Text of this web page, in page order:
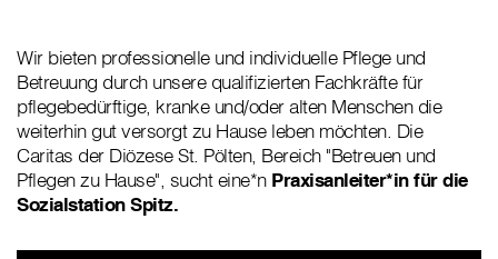
Wir bieten professionelle und individuelle Pflege und
Betreuung durch unsere qualifizierten Fachkräfte für
pflegebedürftige, kranke und/oder alten Menschen die
weiterhin gut versorgt zu Hause leben möchten. Die
Caritas der Diözese St. Pölten, Bereich "Betreuen und
Pflegen zu Hause", sucht eine*nPraxisanleiter*in für die
Sozialstation Spitz.